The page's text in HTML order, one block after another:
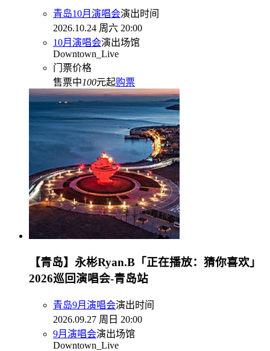
青岛10月演唱会演出时间
2026.10.24 周六 20:00
10月演唱会演出场馆
Downtown_Live
门票价格
售票中100元起购票
【青岛】永彬Ryan.B「正在播放：猜你喜欢」
2026巡回演唱会-青岛站
青岛9月演唱会演出时间
2026.09.27 周日 20:00
9月演唱会演出场馆
Downtown_Live